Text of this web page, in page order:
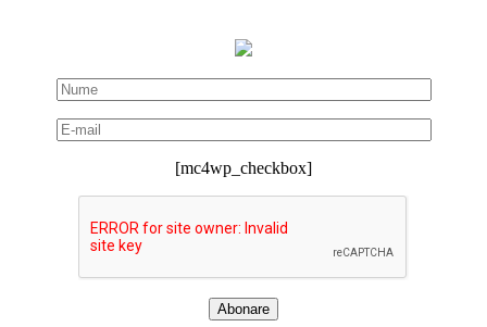
[mc4wp_checkbox]